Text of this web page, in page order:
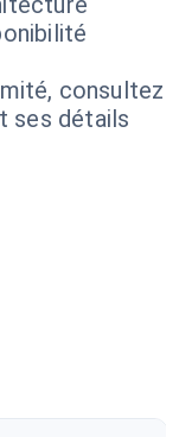
consultez
ses détails